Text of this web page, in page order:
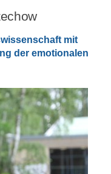
mit
der emotionalen